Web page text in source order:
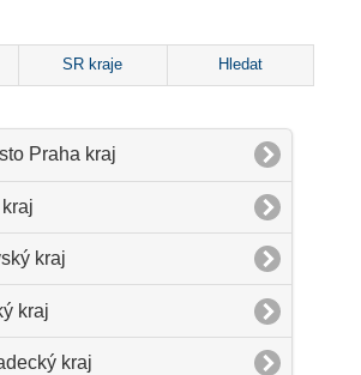
SR kraje Hledat
Praha kraj
kraj
kraj
kraj